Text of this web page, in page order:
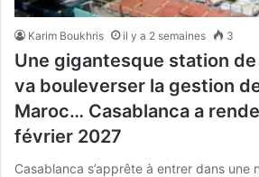
Karim Boukhris il y a 2 semaines 3
Une gigantesque station
va bouleverser la gestion de
Maroc… Casablanca a
février 2027
Casablanca s’apprête à entrer dans une